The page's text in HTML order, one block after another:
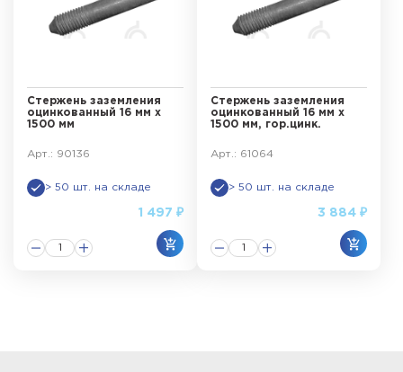
Стержень заземления
оцинкованный 16 мм х
1500 мм
Арт.: 90136
> 50 шт. на складе
1 497 ₽
Стержень заземления
оцинкованный 16 мм х
1500 мм, гор.цинк.
Арт.: 61064
> 50 шт. на складе
3 884 ₽